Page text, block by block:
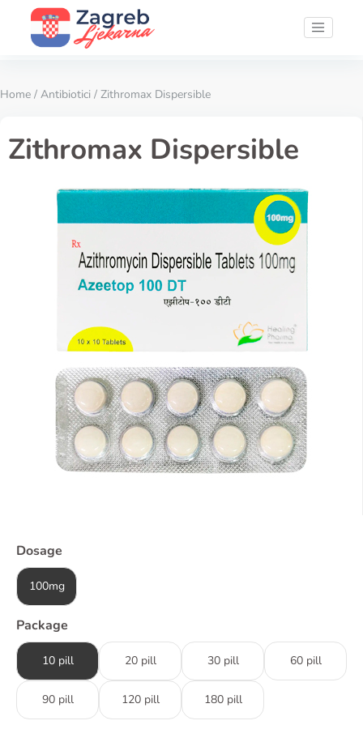
Home / Antibiotici / Zithromax Dispersible
Zithromax Dispersible
Dosage
100mg
Package
10 pill 20 pill 30 pill 60 pill
90 pill 120 pill 180 pill